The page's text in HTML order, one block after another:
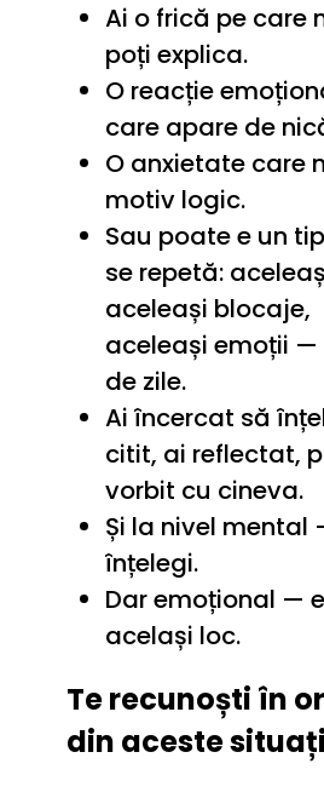
Ai o frică pe care
poți explica.
O reacție
care apare de
O anxietate care
motiv logic.
Sau poate e un
se repetă:
aceleași blocaje,
aceleași emoții —
de zile.
Ai încercat să
citit, ai reflectat,
vorbit cu cineva.
Și la nivel mental
înțelegi.
Dar emoțional —
același loc.
Te recunoști în
din aceste